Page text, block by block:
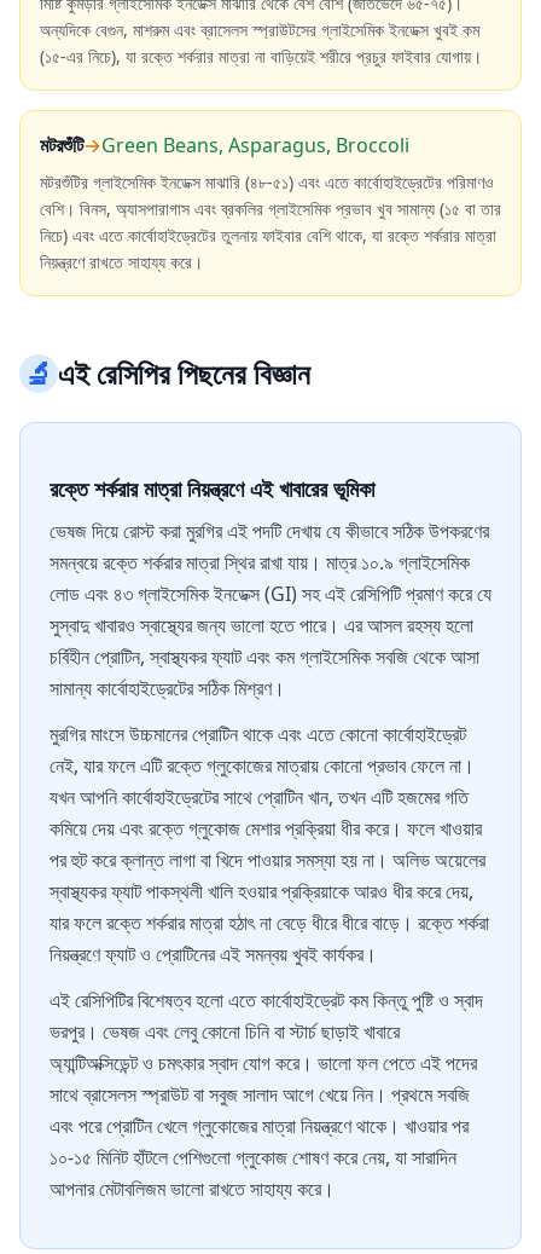
অন্যদিকে বেগুন, মাশরুম এবং ব্রাসেলস স্প্রাউটসের গ্লাইসেমিক ইনডেক্স খুবই কম
(১৫-এর নিচে), যা রক্তে শর্করার মাত্রা না বাড়িয়েই শরীরে প্রচুর ফাইবার যোগায়।
মটরশুঁটি→Green Beans, Asparagus, Broccoli
মটরশুঁটির গ্লাইসেমিক ইনডেক্স মাঝারি (৪৮-৫১) এবং এতে কার্বোহাইড্রেটের পরিমাণও
বেশি। বিনস, অ্যাসপারাগাস এবং ব্রকলির গ্লাইসেমিক প্রভাব খুব সামান্য (১৫ বা তার
নিচে) এবং এতে কার্বোহাইড্রেটের তুলনায় ফাইবার বেশি থাকে, যা রক্তে শর্করার মাত্রা
নিয়ন্ত্রণে রাখতে সাহায্য করে।
🔬এই রেসিপির পিছনের বিজ্ঞান
রক্তে শর্করার মাত্রা নিয়ন্ত্রণে এই খাবারের ভূমিকা
ভেষজ দিয়ে রোস্ট করা মুরগির এই পদটি দেখায় যে কীভাবে সঠিক উপকরণের
সমন্বয়ে রক্তে শর্করার মাত্রা স্থির রাখা যায়। মাত্র ১০.৯ গ্লাইসেমিক
লোড এবং ৪৩ গ্লাইসেমিক ইনডেক্স (GI) সহ এই রেসিপিটি প্রমাণ করে যে
সুস্বাদু খাবারও স্বাস্থ্যের জন্য ভালো হতে পারে। এর আসল রহস্য হলো
চর্বিহীন প্রোটিন, স্বাস্থ্যকর ফ্যাট এবং কম গ্লাইসেমিক সবজি থেকে আসা
সামান্য কার্বোহাইড্রেটের সঠিক মিশ্রণ।
মুরগির মাংসে উচ্চমানের প্রোটিন থাকে এবং এতে কোনো কার্বোহাইড্রেট
নেই, যার ফলে এটি রক্তে গ্লুকোজের মাত্রায় কোনো প্রভাব ফেলে না।
যখন আপনি কার্বোহাইড্রেটের সাথে প্রোটিন খান, তখন এটি হজমের গতি
কমিয়ে দেয় এবং রক্তে গ্লুকোজ মেশার প্রক্রিয়া ধীর করে। ফলে খাওয়ার
পর হুট করে ক্লান্ত লাগা বা খিদে পাওয়ার সমস্যা হয় না। অলিভ অয়েলের
স্বাস্থ্যকর ফ্যাট পাকস্থলী খালি হওয়ার প্রক্রিয়াকে আরও ধীর করে দেয়,
যার ফলে রক্তে শর্করার মাত্রা হঠাৎ না বেড়ে ধীরে ধীরে বাড়ে। রক্তে শর্করা
নিয়ন্ত্রণে ফ্যাট ও প্রোটিনের এই সমন্বয় খুবই কার্যকর।
এই রেসিপিটির বিশেষত্ব হলো এতে কার্বোহাইড্রেট কম কিন্তু পুষ্টি ও স্বাদ
ভরপুর। ভেষজ এবং লেবু কোনো চিনি বা স্টার্চ ছাড়াই খাবারে
অ্যান্টিঅক্সিডেন্ট ও চমৎকার স্বাদ যোগ করে। ভালো ফল পেতে এই পদের
সাথে ব্রাসেলস স্প্রাউট বা সবুজ সালাদ আগে খেয়ে নিন। প্রথমে সবজি
এবং পরে প্রোটিন খেলে গ্লুকোজের মাত্রা নিয়ন্ত্রণে থাকে। খাওয়ার পর
১০-১৫ মিনিট হাঁটলে পেশিগুলো গ্লুকোজ শোষণ করে নেয়, যা সারাদিন
আপনার মেটাবলিজম ভালো রাখতে সাহায্য করে।